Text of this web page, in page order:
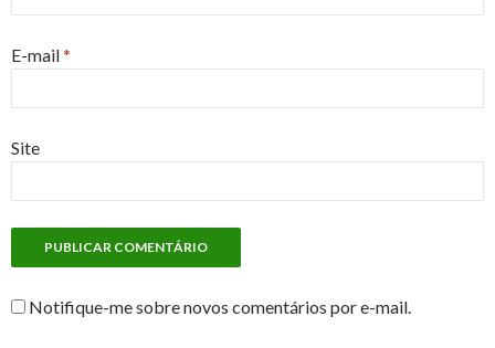
E-mail*
Site
Notifique-me sobre novos comentários por e-mail.